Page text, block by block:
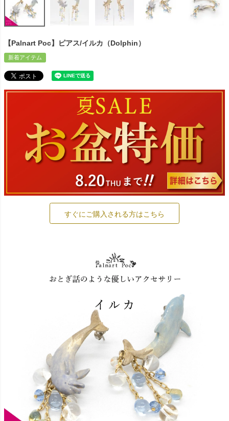
【Palnart Poc】ピアス/イルカ（Dolphin）
新着アイテム
すぐにご購入される方はこちら